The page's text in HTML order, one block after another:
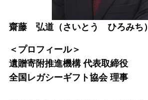
齋藤 弘道（さいとう ひろみち）
＜プロフィール＞
遺贈寄附推進機構 代表取締役
全国レガシーギフト協会 理事